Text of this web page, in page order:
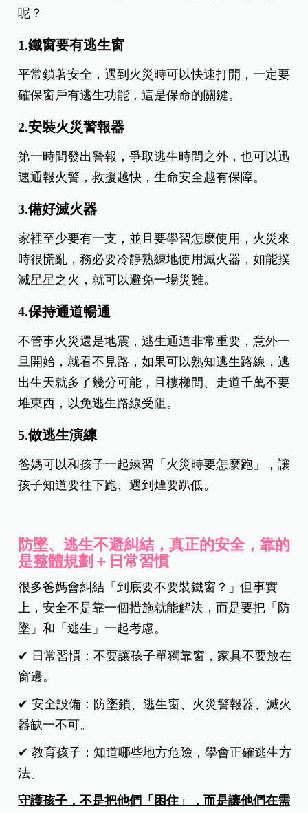
呢？
1.鐵窗要有逃生窗
平常鎖著安全，遇到火災時可以快速打開，一定要
確保窗戶有逃生功能，這是保命的關鍵。
2.安裝火災警報器
第一時間發出警報，爭取逃生時間之外，也可以迅
速通報火警，救援越快，生命安全越有保障。
3.備好滅火器
家裡至少要有一支，並且要學習怎麼使用，火災來
時很慌亂，務必要冷靜熟練地使用滅火器，如能撲
滅星星之火，就可以避免一場災難。
4.保持通道暢通
不管事火災還是地震，逃生通道非常重要，意外一
旦開始，就看不見路，如果可以熟知逃生路線，逃
出生天就多了幾分可能，且樓梯間、走道千萬不要
堆東西，以免逃生路線受阻。
5.做逃生演練
爸媽可以和孩子一起練習「火災時要怎麼跑」，讓
孩子知道要往下跑、遇到煙要趴低。
防墜、逃生不避糾結，真正的安全，靠的
是整體規劃＋日常習慣
很多爸媽會糾結「到底要不要裝鐵窗？」但事實
上，安全不是靠一個措施就能解決，而是要把「防
墜」和「逃生」一起考慮。
✔ 日常習慣：不要讓孩子單獨靠窗，家具不要放在
窗邊。
✔ 安全設備：防墜鎖、逃生窗、火災警報器、滅火
器缺一不可。
✔ 教育孩子：知道哪些地方危險，學會正確逃生方
法。
守護孩子，不是把他們「困住」，而是讓他們在需